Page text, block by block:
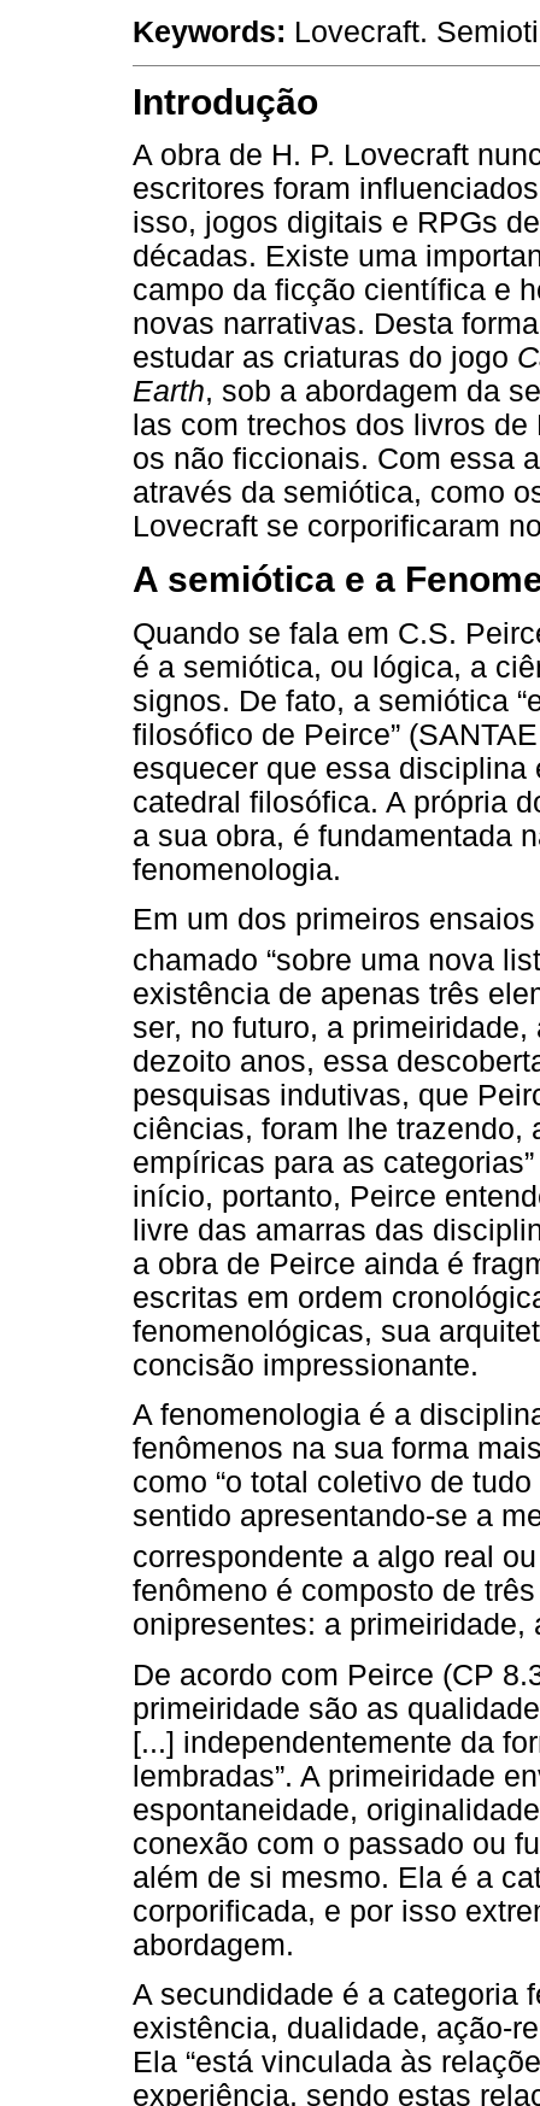
Keywords: Lovecraft.
Introdução
A obra de H. P. Lovecraft
escritores foram
isso, jogos digitais e RPGs
décadas. Existe uma
campo da ficção científica e
novas narrativas. Desta
estudar as criaturas do jogo
Earth, sob a abordagem da
las com trechos dos livros
os não ficcionais. Com essa
através da semiótica, como
Lovecraft se corporificaram
A semiótica e a
Quando se fala em C.S.
é a semiótica, ou lógica, a
signos. De fato, a semiótica
filosófico de Peirce”
esquecer que essa
catedral filosófica. A própria
a sua obra, é fundamentada
fenomenologia.
Em um dos primeiros
chamado “sobre uma nova
existência de apenas três
ser, no futuro, a
dezoito anos, essa
pesquisas indutivas, que
ciências, foram lhe trazendo,
empíricas para as
início, portanto, Peirce
livre das amarras das
a obra de Peirce ainda é
escritas em ordem
fenomenológicas, sua
concisão impressionante.
A fenomenologia é a
fenômenos na sua forma
como “o total coletivo de
sentido apresentando-se a
correspondente a algo real
fenômeno é composto de
onipresentes: a
De acordo com Peirce (CP
primeiridade são as
[...] independentemente da
lembradas”. A primeiridade
espontaneidade,
conexão com o passado ou
além de si mesmo. Ela é a
corporificada, e por isso
abordagem.
A secundidade é a categoria
existência, dualidade, ação-
Ela “está vinculada às
experiência, sendo estas